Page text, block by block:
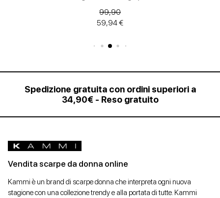
59,94 €
Spedizione gratuita con ordini superiori a
34,90€ - Reso gratuito
Vendita scarpe da donna online
Kammi è un brand di scarpe donna che interpreta ogni nuova
stagione con una collezione trendy e alla portata di tutte. Kammi